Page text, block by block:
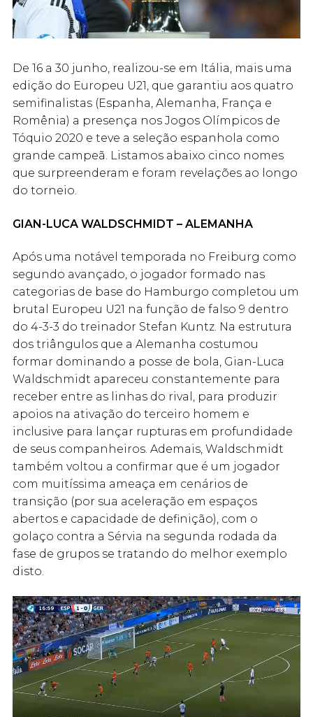
De 16 a 30 junho, realizou-se em Itália, mais uma
edição do Europeu U21, que garantiu aos quatro
semifinalistas (Espanha, Alemanha, França e
Romênia) a presença nos Jogos Olímpicos de
Tóquio 2020 e teve a seleção espanhola como
grande campeã. Listamos abaixo cinco nomes
que surpreenderam e foram revelações ao longo
do torneio.
GIAN-LUCA WALDSCHMIDT – ALEMANHA
Após uma notável temporada no Freiburg como
segundo avançado, o jogador formado nas
categorias de base do Hamburgo completou um
brutal Europeu U21 na função de falso 9 dentro
do 4-3-3 do treinador Stefan Kuntz. Na estrutura
dos triângulos que a Alemanha costumou
formar dominando a posse de bola, Gian-Luca
Waldschmidt apareceu constantemente para
receber entre as linhas do rival, para produzir
apoios na ativação do terceiro homem e
inclusive para lançar rupturas em profundidade
de seus companheiros. Ademais, Waldschmidt
também voltou a confirmar que é um jogador
com muitíssima ameaça em cenários de
transição (por sua aceleração em espaços
abertos e capacidade de definição), com o
golaço contra a Sérvia na segunda rodada da
fase de grupos se tratando do melhor exemplo
disto.